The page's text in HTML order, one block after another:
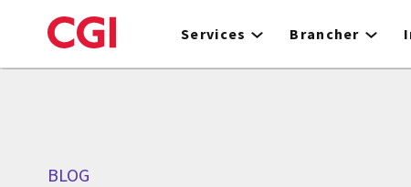
to
Services Brancher
BLOG